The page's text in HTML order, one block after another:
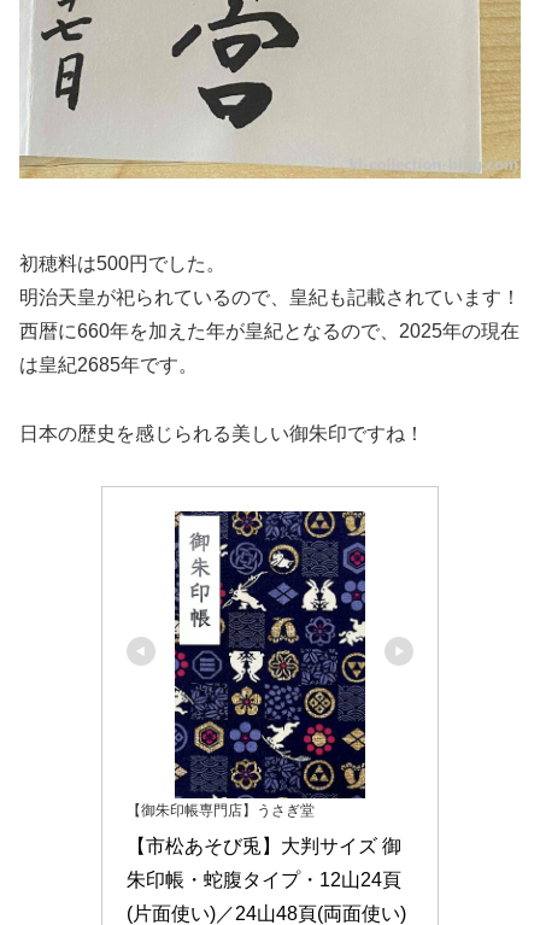
初穂料は500円でした。
明治天皇が祀られているので、皇紀も記載されています！
西暦に660年を加えた年が皇紀となるので、2025年の現在
は皇紀2685年です。
日本の歴史を感じられる美しい御朱印ですね！
【御朱印帳専門店】うさぎ堂
【市松あそび兎】大判サイズ 御
朱印帳・蛇腹タイプ・12山24頁
(片面使い)／24山48頁(両面使い)